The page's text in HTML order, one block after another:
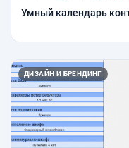
Умный календарь
ДИЗАЙН И БРЕНДИНГ